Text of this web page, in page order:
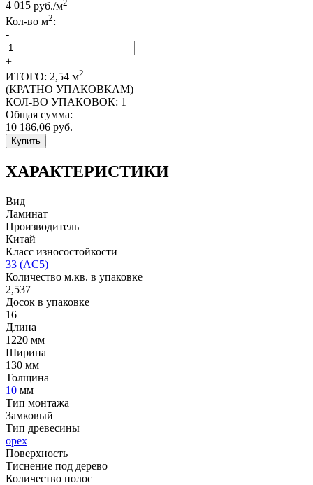
4 015 руб./м
Кол-во м2:
-
+
ИТОГО: 2,54 м2
(КРАТНО УПАКОВКАМ)
КОЛ-ВО УПАКОВОК: 1
Общая сумма:
10 186,06 руб.
Купить
ХАРАКТЕРИСТИКИ
Вид
Ламинат
Производитель
Китай
Класс износостойкости
33 (AC5)
Количество м.кв. в упаковке
2,537
Досок в упаковке
16
Длина
1220 мм
Ширина
130 мм
Толщина
10 мм
Тип монтажа
Замковый
Тип древесины
орех
Поверхность
Тиснение под дерево
Количество полос